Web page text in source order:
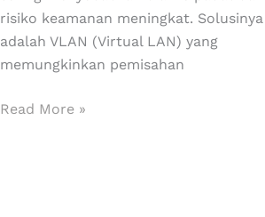
risiko keamanan meningkat. Solusinya
adalah VLAN (Virtual LAN) yang
memungkinkan pemisahan
Read More »